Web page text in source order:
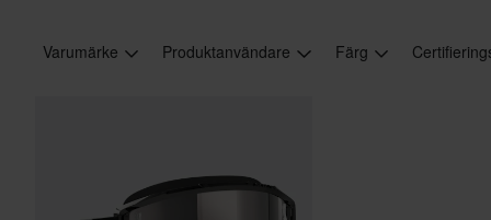
Varumärke Produktanvändare Färg